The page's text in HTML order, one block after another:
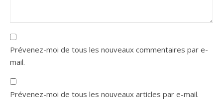
Prévenez-moi de tous les nouveaux commentaires par e-
mail.
Prévenez-moi de tous les nouveaux articles par e-mail.